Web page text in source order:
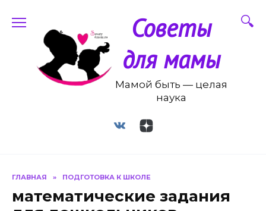
содержанию
Советы
для мамы
Мамой быть — целая
наука
ГЛАВНАЯ » ПОДГОТОВКА К ШКОЛЕ
математические задания